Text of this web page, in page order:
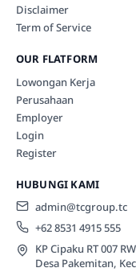
Disclaimer
Term of Service
OUR FLATFORM
Lowongan Kerja
Perusahaan
Employer
Login
Register
HUBUNGI KAMI
admin@tcgroup.tc
+62 8531 4915 555
KP Cipaku RT 007
Desa Pakemitan,